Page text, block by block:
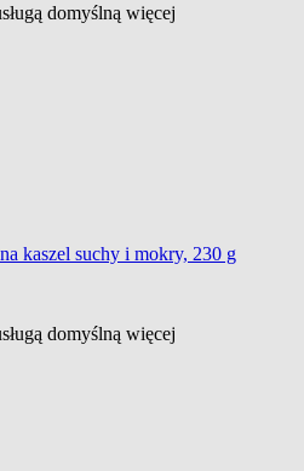
domyślną więcej
kaszel suchy i mokry, 230 g
domyślną więcej